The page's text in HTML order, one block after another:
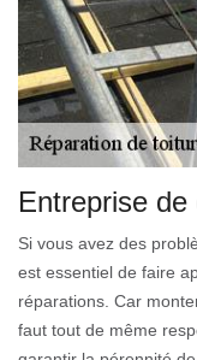
Entreprise
Si vous avez des
est essentiel de faire
réparations. Car
faut tout de même